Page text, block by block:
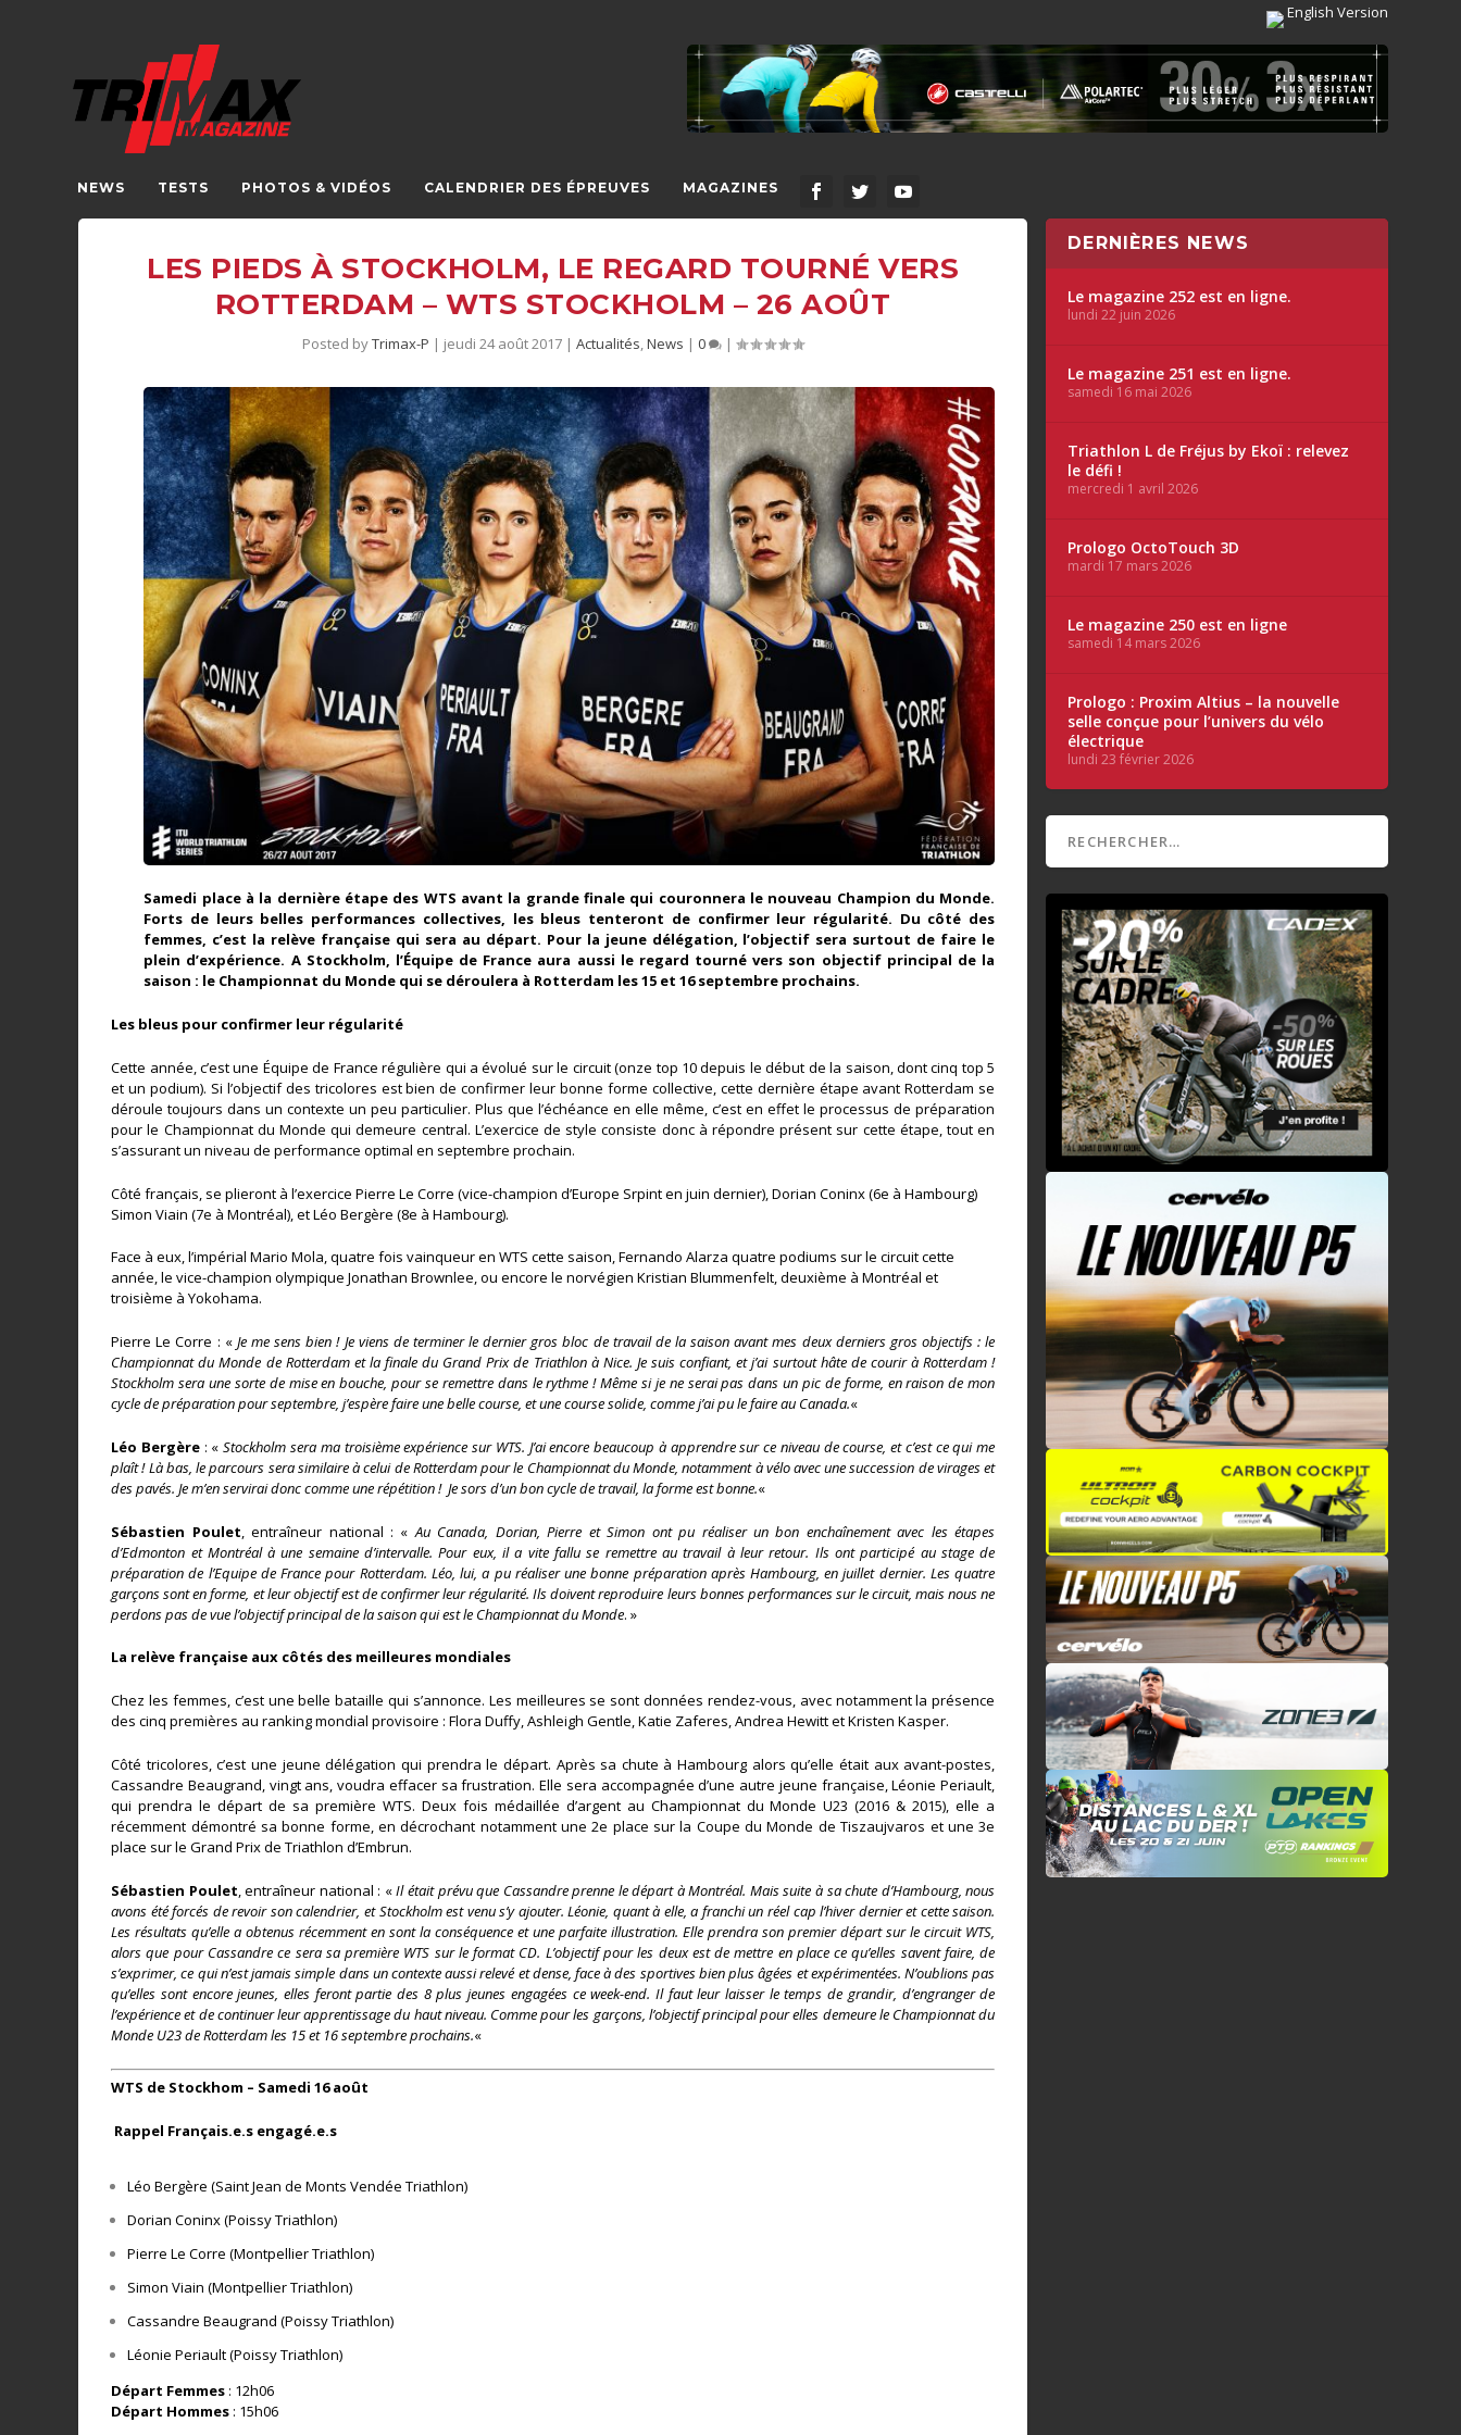
English Version
NEWS TESTS PHOTOS & VIDÉOS CALENDRIER DES ÉPREUVES MAGAZINES
LES PIEDS À STOCKHOLM, LE REGARD TOURNÉ VERS
ROTTERDAM – WTS STOCKHOLM – 26 AOÛT
Posted byTrimax-P | jeudi 24 août 2017 |Actualités,News |0 |
Samedi place à la dernière étape des WTS avant la grande finale qui couronnera le nouveau Champion du Monde.
Forts de leurs belles performances collectives, les bleus tenteront de confirmer leur régularité. Du côté des
femmes, c’est la relève française qui sera au départ. Pour la jeune délégation, l’objectif sera surtout de faire le
plein d’expérience. A Stockholm, l’Équipe de France aura aussi le regard tourné vers son objectif principal de la
saison : le Championnat du Monde qui se déroulera à Rotterdam les 15 et 16 septembre prochains.
Les bleus pour confirmer leur régularité
Cette année, c’est une Équipe de France régulière qui a évolué sur le circuit (onze top 10 depuis le début de la saison, dont cinq top 5
et un podium). Si l’objectif des tricolores est bien de confirmer leur bonne forme collective, cette dernière étape avant Rotterdam se
déroule toujours dans un contexte un peu particulier. Plus que l’échéance en elle même, c’est en effet le processus de préparation
pour le Championnat du Monde qui demeure central. L’exercice de style consiste donc à répondre présent sur cette étape, tout en
s’assurant un niveau de performance optimal en septembre prochain.
Côté français, se plieront à l’exercice Pierre Le Corre (vice-champion d’Europe Srpint en juin dernier), Dorian Coninx (6e à Hambourg)
Simon Viain (7e à Montréal), et Léo Bergère (8e à Hambourg).
Face à eux, l’impérial Mario Mola, quatre fois vainqueur en WTS cette saison, Fernando Alarza quatre podiums sur le circuit cette
année, le vice-champion olympique Jonathan Brownlee, ou encore le norvégien Kristian Blummenfelt, deuxième à Montréal et
troisième à Yokohama.
Pierre Le Corre : « Je me sens bien ! Je viens de terminer le dernier gros bloc de travail de la saison avant mes deux derniers gros objectifs : le
Championnat du Monde de Rotterdam et la finale du Grand Prix de Triathlon à Nice. Je suis confiant, et j’ai surtout hâte de courir à Rotterdam !
Stockholm sera une sorte de mise en bouche, pour se remettre dans le rythme ! Même si je ne serai pas dans un pic de forme, en raison de mon
cycle de préparation pour septembre, j’espère faire une belle course, et une course solide, comme j’ai pu le faire au Canada.«
Léo Bergère: «Stockholm sera ma troisième expérience sur WTS. J’ai encore beaucoup à apprendre sur ce niveau de course, et c’est ce qui me
plaît ! Là bas, le parcours sera similaire à celui de Rotterdam pour le Championnat du Monde, notamment à vélo avec une succession de virages et
des pavés. Je m’en servirai donc comme une répétition ! Je sors d’un bon cycle de travail, la forme est bonne.«
Sébastien Poulet, entraîneur national : «Au Canada, Dorian, Pierre et Simon ont pu réaliser un bon enchaînement avec les étapes
d’Edmonton et Montréal à une semaine d’intervalle. Pour eux, il a vite fallu se remettre au travail à leur retour. Ils ont participé au stage de
préparation de l’Equipe de France pour Rotterdam. Léo, lui, a pu réaliser une bonne préparation après Hambourg, en juillet dernier. Les quatre
garçons sont en forme, et leur objectif est de confirmer leur régularité. Ils doivent reproduire leurs bonnes performances sur le circuit, mais nous ne
perdons pas de vue l’objectif principal de la saison qui est le Championnat du Monde. »
La relève française aux côtés des meilleures mondiales
Chez les femmes, c’est une belle bataille qui s’annonce. Les meilleures se sont données rendez-vous, avec notamment la présence
des cinq premières au ranking mondial provisoire : Flora Duffy, Ashleigh Gentle, Katie Zaferes, Andrea Hewitt et Kristen Kasper.
Côté tricolores, c’est une jeune délégation qui prendra le départ. Après sa chute à Hambourg alors qu’elle était aux avant-postes,
Cassandre Beaugrand, vingt ans, voudra effacer sa frustration. Elle sera accompagnée d’une autre jeune française, Léonie Periault,
qui prendra le départ de sa première WTS. Deux fois médaillée d’argent au Championnat du Monde U23 (2016 & 2015), elle a
récemment démontré sa bonne forme, en décrochant notamment une 2e place sur la Coupe du Monde de Tiszaujvaros et une 3e
place sur le Grand Prix de Triathlon d’Embrun.
Sébastien Poulet, entraîneur national : «Il était prévu que Cassandre prenne le départ à Montréal. Mais suite à sa chute d’Hambourg, nous
avons été forcés de revoir son calendrier, et Stockholm est venu s’y ajouter. Léonie, quant à elle, a franchi un réel cap l’hiver dernier et cette saison.
Les résultats qu’elle a obtenus récemment en sont la conséquence et une parfaite illustration. Elle prendra son premier départ sur le circuit WTS,
alors que pour Cassandre ce sera sa première WTS sur le format CD. L’objectif pour les deux est de mettre en place ce qu’elles savent faire, de
s’exprimer, ce qui n’est jamais simple dans un contexte aussi relevé et dense, face à des sportives bien plus âgées et expérimentées. N’oublions pas
qu’elles sont encore jeunes, elles feront partie des 8 plus jeunes engagées ce week-end. Il faut leur laisser le temps de grandir, d’engranger de
l’expérience et de continuer leur apprentissage du haut niveau. Comme pour les garçons, l’objectif principal pour elles demeure le Championnat du
Monde U23 de Rotterdam les 15 et 16 septembre prochains.«
WTS de Stockhom – Samedi 16 août
Rappel Français.e.s engagé.e.s
Léo Bergère (Saint Jean de Monts Vendée Triathlon)
Dorian Coninx (Poissy Triathlon)
Pierre Le Corre (Montpellier Triathlon)
Simon Viain (Montpellier Triathlon)
Cassandre Beaugrand (Poissy Triathlon)
Léonie Periault (Poissy Triathlon)
Départ Femmes : 12h06
Départ Hommes : 15h06
DERNIÈRES NEWS
Le magazine 252 est en ligne.
lundi 22 juin 2026
Le magazine 251 est en ligne.
samedi 16 mai 2026
Triathlon L de Fréjus by Ekoï : relevez
le défi !
mercredi 1 avril 2026
Prologo OctoTouch 3D
mardi 17 mars 2026
Le magazine 250 est en ligne
samedi 14 mars 2026
Prologo : Proxim Altius – la nouvelle
selle conçue pour l’univers du vélo
électrique
lundi 23 février 2026